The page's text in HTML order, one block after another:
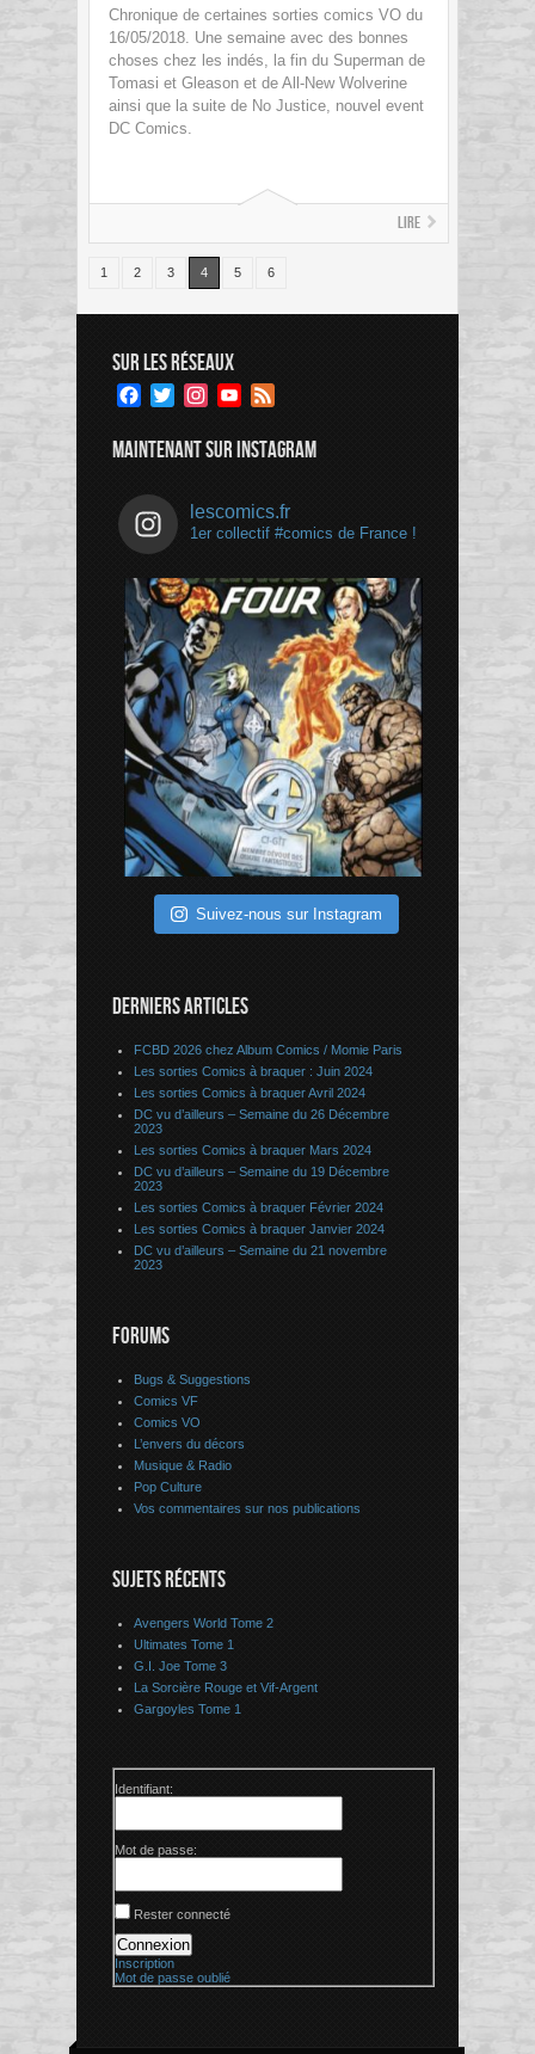
Chronique de certaines sorties comics VO du
16/05/2018. Une semaine avec des bonnes
choses chez les indés, la fin du Superman de
Tomasi et Gleason et de All-New Wolverine
ainsi que la suite de No Justice, nouvel event
DC Comics.
Lire
1 2 3 4 5 6
SUR LES RÉSEAUX
Facebook
TwitterInstagramYouTube
MAINTENANT SUR INSTAGRAM
lescomics.fr
1er collectif #comics de France !
Suivez-nous sur Instagram
DERNIERS ARTICLES
FCBD 2026 chez Album Comics / Momie Paris
Les sorties Comics à braquer : Juin 2024
Les sorties Comics à braquer Avril 2024
DC vu d’ailleurs – Semaine du 26 Décembre
2023
Les sorties Comics à braquer Mars 2024
DC vu d’ailleurs – Semaine du 19 Décembre
2023
Les sorties Comics à braquer Février 2024
Les sorties Comics à braquer Janvier 2024
DC vu d’ailleurs – Semaine du 21 novembre
2023
FORUMS
Bugs & Suggestions
Comics VF
Comics VO
L’envers du décors
Musique & Radio
Pop Culture
Vos commentaires sur nos publications
SUJETS RÉCENTS
Avengers World Tome 2
Ultimates Tome 1
G.I. Joe Tome 3
La Sorcière Rouge et Vif-Argent
Gargoyles Tome 1
Identifiant:
Mot de passe:
Rester connecté
Connexion
Inscription
Mot de passe oublié